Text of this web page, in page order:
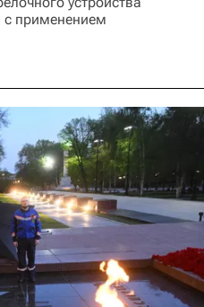
с применением